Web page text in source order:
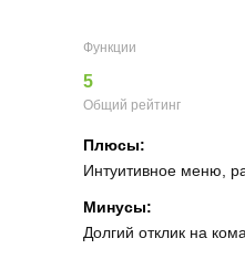
Функции
5
Общий рейтинг
Плюсы:
Интуитивное меню,
Минусы:
Долгий отклик на